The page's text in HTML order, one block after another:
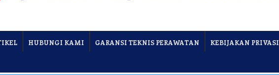
HUBUNGI KAMI GARANSI TEKNIS PERAWATAN KEBIJAKAN PRIVASI